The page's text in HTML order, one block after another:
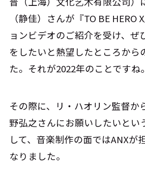
（静佳）さんが『TO BE HERO
ョンビデオのご紹介を受け、ぜ
をしたいと熱望したところから
た。それが2022年のことですね。
その際に、リ・ハオリン監督か
野弘之さんにお願いしたいとい
して、音楽制作の面ではANXが
なりました。